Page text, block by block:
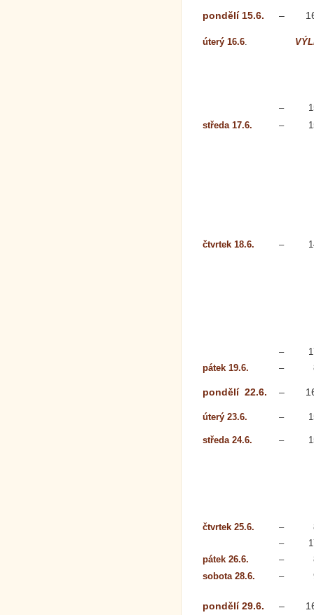
pondělí 15.6. –
úterý 16.6
–
středa 17.6.
–
čtvrtek 18.6. –
–
pátek 19.6.
–
pondělí 22.6. –
úterý 23.6. –
středa 24.6. –
čtvrtek 25.6. –
–
pátek 26.6.
–
sobota 28.6.
–
pondělí 29.6. –